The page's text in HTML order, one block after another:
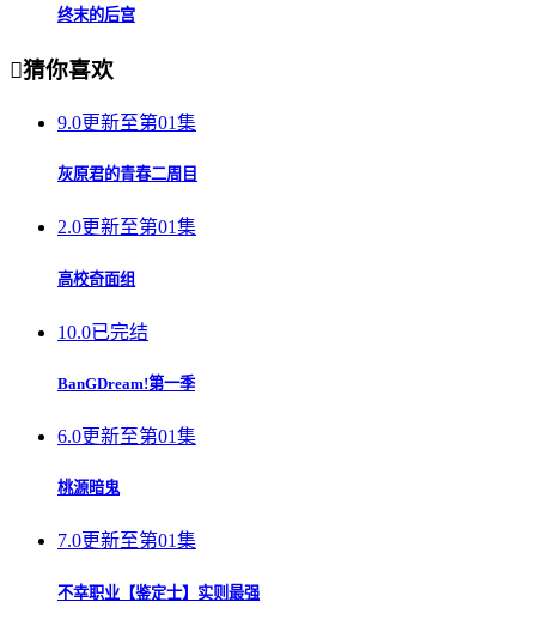
终末的后宫
猜你喜欢
9.0更新至第01集
灰原君的青春二周目
2.0更新至第01集
高校奇面组
10.0已完结
BanGDream!第一季
6.0更新至第01集
桃源暗鬼
7.0更新至第01集
不幸职业【鉴定士】实则最强